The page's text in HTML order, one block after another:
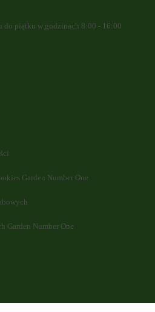
do piątku w godzinach 8:00 - 16:00
Garden Number One
Garden Number One